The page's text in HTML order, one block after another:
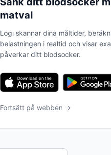
matval
Logi skannar dina måltider,
belastningen i realtid och visar
påverkar ditt blodsocker.
Fortsätt på webben →